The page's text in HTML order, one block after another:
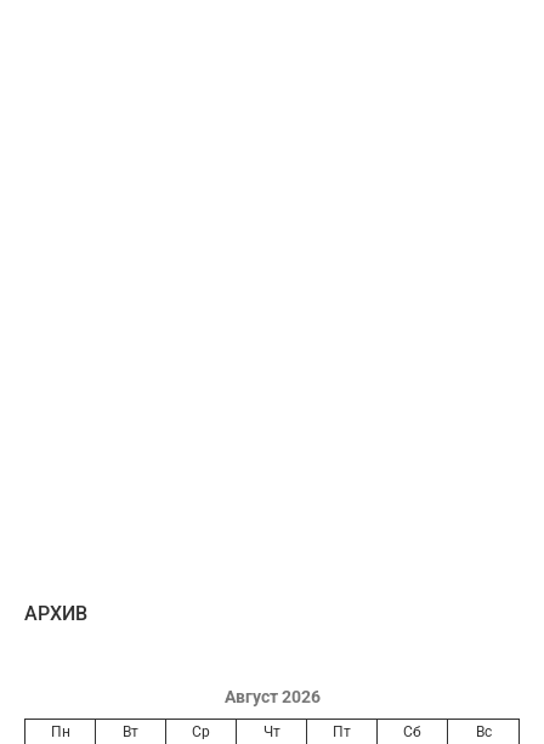
AРХИВ
Август 2026
Пн Вт Ср Чт Пт Сб Вс